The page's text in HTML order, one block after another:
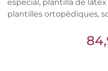
especial, plantilla de
plantilles ortopèdiques,